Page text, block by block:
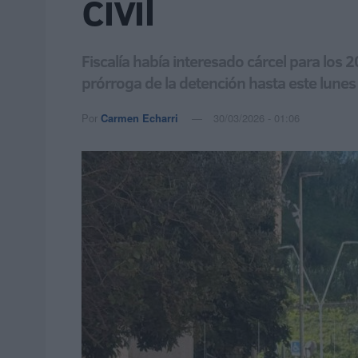
Fiscalía había interesado cárcel para los
prórroga de la detención hasta este
Por Carmen Echarri 30/03/2026 - 01:06